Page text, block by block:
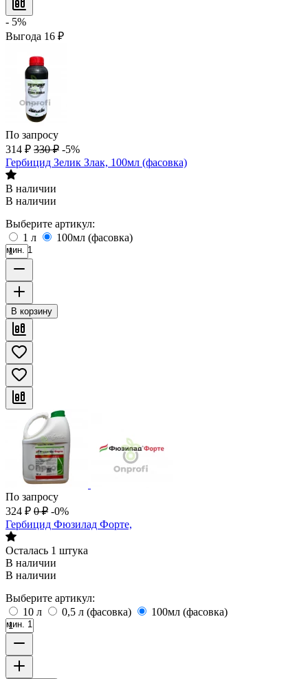
- 5%
Выгода 16 ₽
По запросу
314 ₽ 330 ₽ -5%
Гербицид Зелик Злак, 100мл (фасовка)
В наличии
В наличии
Выберите артикул:
1 л
100мл (фасовка)
мин. 1
В корзину
По запросу
324 ₽ 0 ₽ -0%
Гербицид Фюзилад Форте,
Осталась 1 штука
В наличии
В наличии
Выберите артикул:
10 л
0,5 л (фасовка) 100мл (фасовка)
мин. 1